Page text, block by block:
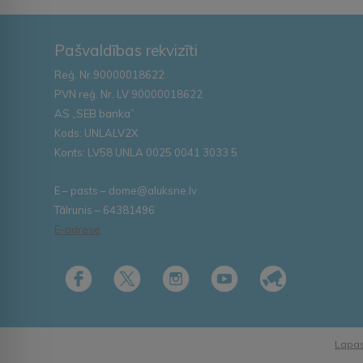
Pašvaldības rekvizīti
Reģ. Nr.90000018622
PVN reģ. Nr. LV 90000018622
AS „SEB banka”
Kods: UNLALV2X
Konts: LV58 UNLA 0025 0041 3033 5
E – pasts – dome@aluksne.lv
Tālrunis – 64381496
E-adrese